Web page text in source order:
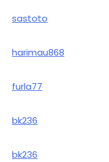
sastoto
harimau868
furla77
bk236
bk236